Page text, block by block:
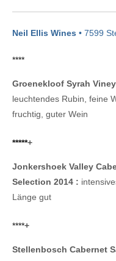
Neil Ellis Wines • 7599
****
Groenekloof Syrah
leuchtendes Rubin, feine
fruchtig, guter Wein
*****+
Jonkershoek Valley
Selection 2014 :
Länge gut
****+
Stellenbosch Cabernet